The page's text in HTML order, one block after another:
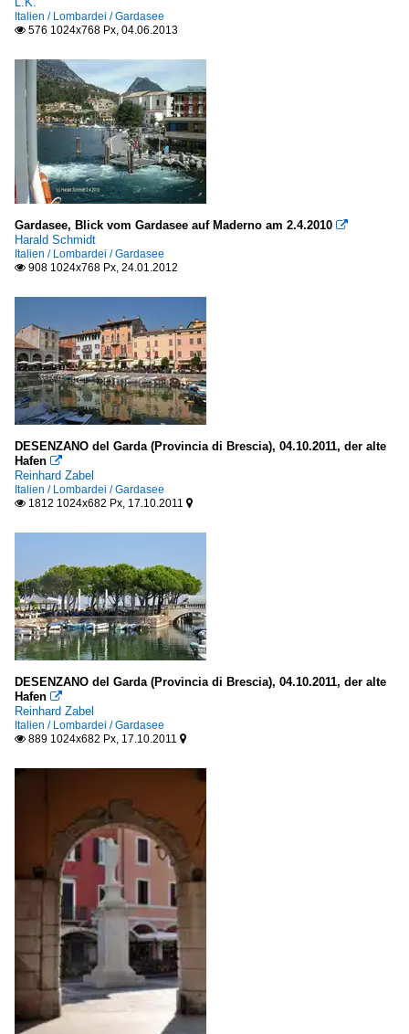
Italien / Lombardei / Gardasee
 576 1024x768 Px, 04.06.2013
Gardasee, Blick vom Gardasee auf Maderno am 2.4.2010 
Harald Schmidt
Italien / Lombardei / Gardasee
 908 1024x768 Px, 24.01.2012
DESENZANO del Garda (Provincia di Brescia), 04.10.2011, der alte
Hafen 
Reinhard Zabel
Italien / Lombardei / Gardasee
 1812 1024x682 Px, 17.10.2011 
DESENZANO del Garda (Provincia di Brescia), 04.10.2011, der alte
Hafen 
Reinhard Zabel
Italien / Lombardei / Gardasee
 889 1024x682 Px, 17.10.2011 